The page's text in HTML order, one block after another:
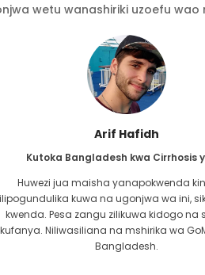
wetu wanashiriki uzoefu
Arif Hafidh
Kutoka Bangladesh kwa Cirrhosis
Huwezi jua maisha yanapokwenda
kuwa na ugonjwa wa ini,
kwenda. Pesa zangu zilikuwa kidogo na
kufanya. Niliwasiliana na mshirika wa
Bangladesh.